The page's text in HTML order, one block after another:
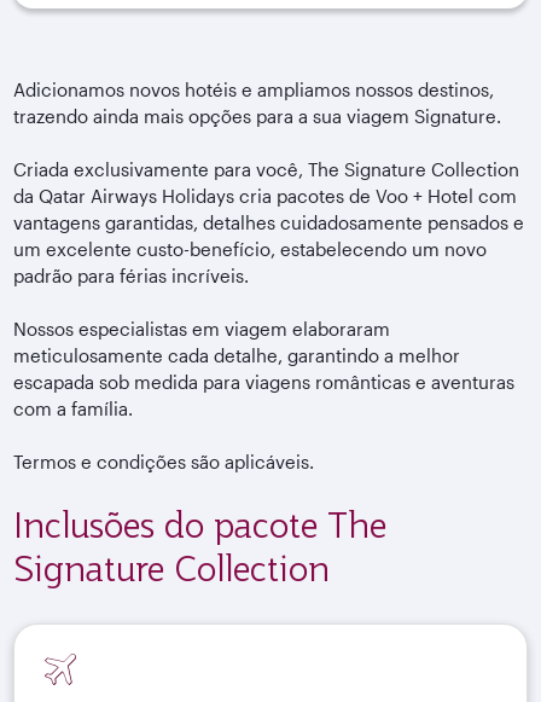
Adicionamos novos hotéis e ampliamos nossos destinos,
trazendo ainda mais opções para a sua viagem Signature.
Criada exclusivamente para você, The Signature Collection
da Qatar Airways Holidays cria pacotes de Voo + Hotel com
vantagens garantidas, detalhes cuidadosamente pensados ​​e
um excelente custo-benefício, estabelecendo um novo
padrão para férias incríveis.
Nossos especialistas em viagem elaboraram
meticulosamente cada detalhe, garantindo a melhor
escapada sob medida para viagens românticas e aventuras
com a família.
Termos e condições são aplicáveis.
Inclusões do pacote The
Signature Collection